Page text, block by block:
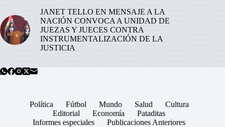
JANET TELLO EN MENSAJE A LA
NACIÓN CONVOCA A UNIDAD DE
JUEZAS Y JUECES CONTRA
INSTRUMENTALIZACIÓN DE LA
JUSTICIA
Política Fútbol Mundo Salud
Cultura
Editorial
Economía
Pataditas
Informes especiales
Publicaciones Anteriores